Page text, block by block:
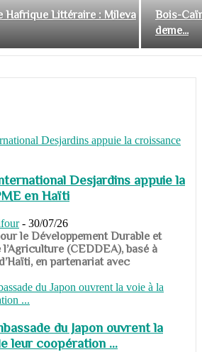
Hafrique Littéraire : Mileva
Bois-
deme...
Desjardins appuie la
en Haïti
- 30/07/26
le Développement Durable et
(CEDDEA), basé à
en partenariat avec
du Japon ouvrent la
leur coopération ...